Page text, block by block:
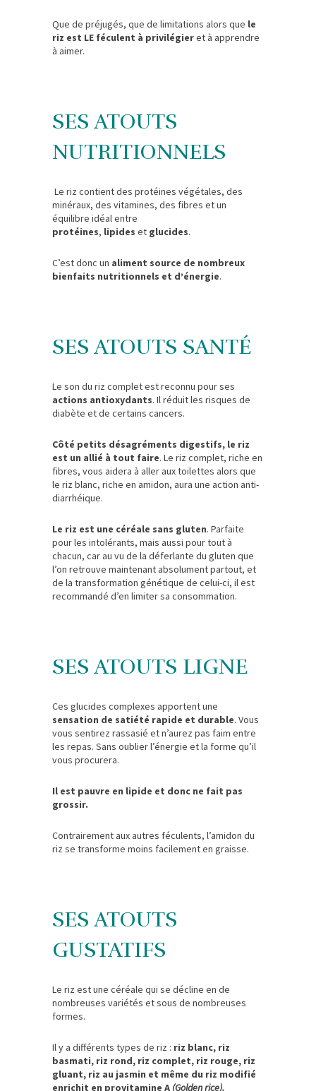
Que de préjugés, que de limitations alors que le
riz est LE féculent à privilégieret à apprendre
à aimer.
SES ATOUTS
NUTRITIONNELS
Le riz contient des protéines végétales, des
minéraux, des vitamines, des fibres et un
équilibre idéal entre
protéines, lipides et glucides.
C’est donc un aliment source de nombreux
bienfaits nutritionnels et d’énergie.
SES ATOUTS SANTÉ
Le son du riz complet est reconnu pour ses
actions antioxydants. Il réduit les risques de
diabète et de certains cancers.
Côté petits désagréments digestifs, le riz
est un allié à tout faire. Le riz complet, riche en
fibres, vous aidera à aller aux toilettes alors que
le riz blanc, riche en amidon, aura une action anti-
diarrhéique.
Le riz est une céréale sans gluten. Parfaite
pour les intolérants, mais aussi pour tout à
chacun, car au vu de la déferlante du gluten que
l’on retrouve maintenant absolument partout, et
de la transformation génétique de celui-ci, il est
recommandé d’en limiter sa consommation.
SES ATOUTS LIGNE
Ces glucides complexes apportent une
sensation de satiété rapide et durable. Vous
vous sentirez rassasié et n’aurez pas faim entre
les repas. Sans oublier l’énergie et la forme qu’il
vous procurera.
Il est pauvre en lipide et donc ne fait pas
grossir.
Contrairement aux autres féculents, l’amidon du
riz se transforme moins facilement en graisse.
SES ATOUTS
GUSTATIFS
Le riz est une céréale qui se décline en de
nombreuses variétés et sous de nombreuses
formes.
Il y a différents types de riz : riz blanc, riz
basmati, riz rond, riz complet, riz rouge, riz
gluant, riz au jasmin et même du riz modifié
enrichit en provitamine A (Golden rice).